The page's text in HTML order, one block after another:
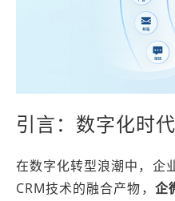
引言：数字化时
在数字化转型浪潮中，企
CRM技术的融合产物， 企